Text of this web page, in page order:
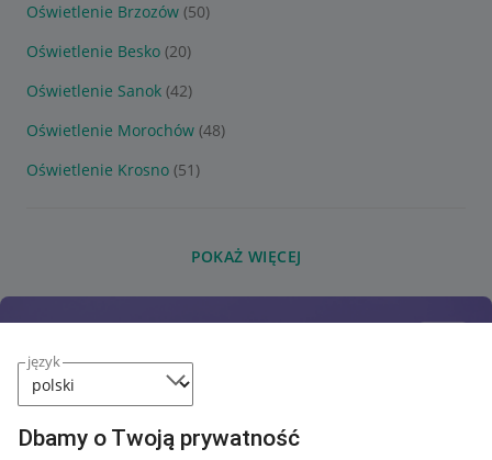
język
Dbamy o Twoją prywatność
Oświetlenie Brzozów (50)
Oświetlenie Besko (20)
Oświetlenie Sanok (42)
Oświetlenie Morochów (48)
Oświetlenie Krosno (51)
POKAŻ WIĘCEJ